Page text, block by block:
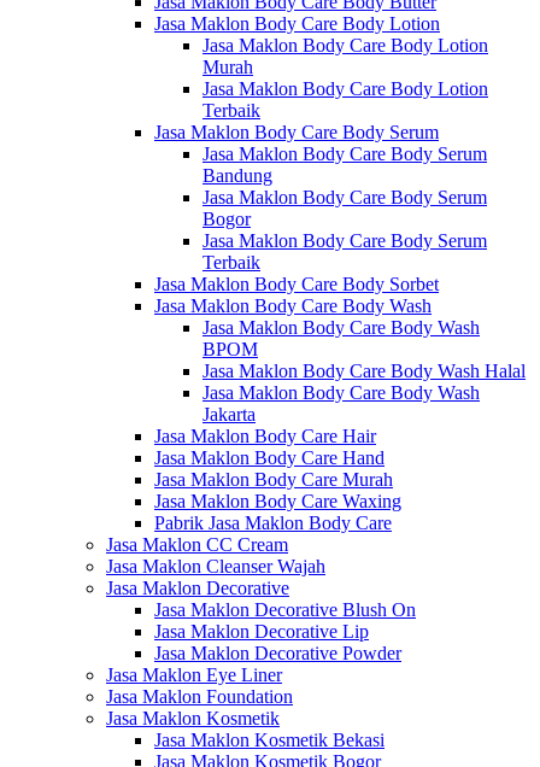
Jasa Maklon Body Care Body Lotion
Jasa Maklon Body Care Body Lotion
Murah
Jasa Maklon Body Care Body Lotion
Terbaik
Jasa Maklon Body Care Body Serum
Jasa Maklon Body Care Body Serum
Bandung
Jasa Maklon Body Care Body Serum
Bogor
Jasa Maklon Body Care Body Serum
Terbaik
Jasa Maklon Body Care Body Sorbet
Jasa Maklon Body Care Body Wash
Jasa Maklon Body Care Body Wash
BPOM
Jasa Maklon Body Care Body Wash Halal
Jasa Maklon Body Care Body Wash
Jakarta
Jasa Maklon Body Care Hair
Jasa Maklon Body Care Hand
Jasa Maklon Body Care Murah
Jasa Maklon Body Care Waxing
Pabrik Jasa Maklon Body Care
Jasa Maklon CC Cream
Jasa Maklon Cleanser Wajah
Jasa Maklon Decorative
Jasa Maklon Decorative Blush On
Jasa Maklon Decorative Lip
Jasa Maklon Decorative Powder
Jasa Maklon Eye Liner
Jasa Maklon Foundation
Jasa Maklon Kosmetik
Jasa Maklon Kosmetik Bekasi
Jasa Maklon Kosmetik Bogor